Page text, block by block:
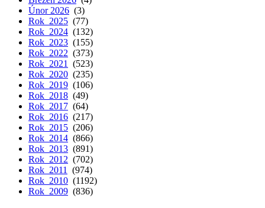
Únor 2026 (3)
Rok 2025 (77)
Rok 2024 (132)
Rok 2023 (155)
Rok 2022 (373)
Rok 2021 (523)
Rok 2020 (235)
Rok 2019 (106)
Rok 2018 (49)
Rok 2017 (64)
Rok 2016 (217)
Rok 2015 (206)
Rok 2014 (866)
Rok 2013 (891)
Rok 2012 (702)
Rok 2011 (974)
Rok 2010 (1192)
Rok 2009 (836)